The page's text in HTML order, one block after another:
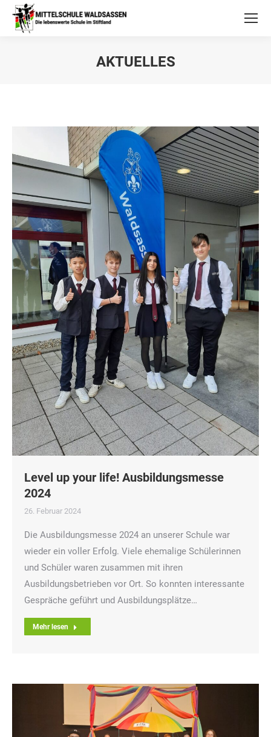
AKTUELLES
Level up your life! Ausbildungsmesse
2024
26. Februar 2024
Die Ausbildungsmesse 2024 an unserer Schule war
wieder ein voller Erfolg. Viele ehemalige Schülerinnen
und Schüler waren zusammen mit ihren
Ausbildungsbetrieben vor Ort. So konnten interessante
Gespräche geführt und Ausbildungsplätze…
Mehr lesen